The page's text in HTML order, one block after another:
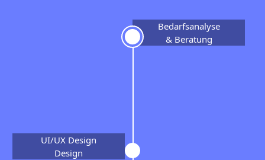
Bedarfsanalyse
& Beratung
UI/UX Design
Design